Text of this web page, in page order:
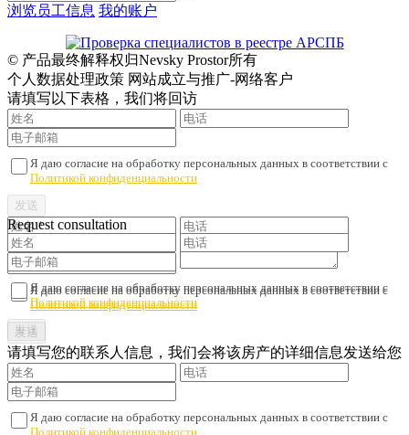
浏览员工信息 我的账户
© 产品最终解释权归Nevsky Prostor所有
个人数据处理政策 网站成立与推广-网络客户
请填写以下表格，我们将回访
Я даю согласие на обработку персональных данных в соответствии с
Политикой конфиденциальности
Request consultation
Я даю согласие на обработку персональных данных в соответствии с
Политикой конфиденциальности
Я даю согласие на обработку персональных данных в соответствии с
Политикой конфиденциальности
请填写您的联系人信息，我们会将该房产的详细信息发送给您
Я даю согласие на обработку персональных данных в соответствии с
Политикой конфиденциальности